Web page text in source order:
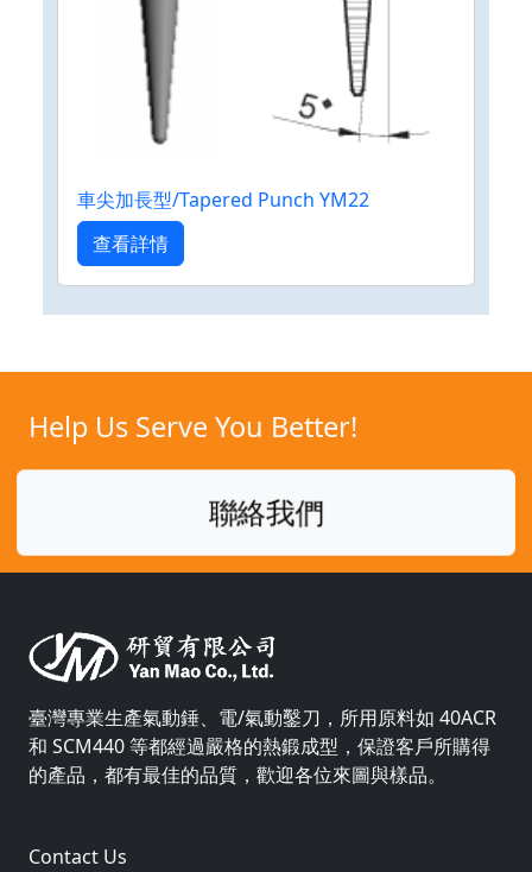
車尖加長型/Tapered Punch YM22
查看詳情
Help Us Serve You Better!
聯絡我們
臺灣專業生產氣動錘、電/氣動鑿刀，所用原料如 40ACR
和 SCM440 等都經過嚴格的熱鍛成型，保證客戶所購得
的產品，都有最佳的品質，歡迎各位來圖與樣品。
Contact Us